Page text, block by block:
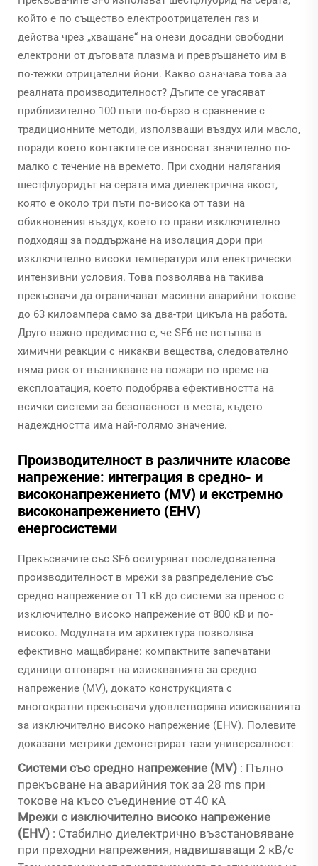
който е по същество електроотрицателен газ и
действа чрез „хващане“ на онези досадни свободни
електрони от дъговата плазма и превръщането им в
по-тежки отрицателни йони. Какво означава това за
реалната производителност? Дъгите се угасяват
приблизително 100 пъти по-бързо в сравнение с
традиционните методи, използващи въздух или масло,
поради което контактите се износват значително по-
малко с течение на времето. При сходни налягания
шестфлуоридът на серата има диелектрична якост,
която е около три пъти по-висока от тази на
обикновения въздух, което го прави изключително
подходящ за поддържане на изолация дори при
изключително високи температури или електрически
интензивни условия. Това позволява на такива
прекъсвачи да ограничават масивни аварийни токове
до 63 килоампера само за два-три цикъла на работа.
Друго важно предимство е, че SF6 не встъпва в
химични реакции с никакви вещества, следователно
няма риск от възникване на пожари по време на
експлоатация, което подобрява ефективността на
всички системи за безопасност в места, където
надеждността има най-голямо значение.
Производителност в различните класове
напрежение: интеграция в средно- и
високонапрежението (MV) и екстремно
високонапрежението (EHV)
енергосистеми
Прекъсвачите със SF6 осигуряват последователна
производителност в мрежи за разпределение със
средно напрежение от 11 кВ до системи за пренос с
изключително високо напрежение от 800 кВ и по-
високо. Модулната им архитектура позволява
ефективно мащабиране: компактните запечатани
единици отговарят на изискванията за средно
напрежение (MV), докато конструкцията с
многократни прекъсвачи удовлетворява изискванията
за изключително високо напрежение (EHV). Полевите
доказани метрики демонстрират тази универсалност:
Системи със средно напрежение (MV) : Пълно
прекъсване на аварийния ток за 28 ms при
токове на късо съединение от 40 кА
Мрежи с изключително високо напрежение
(EHV) : Стабилно диелектрично възстановяване
при преходни напрежения, надвишаващи 2 кВ/с